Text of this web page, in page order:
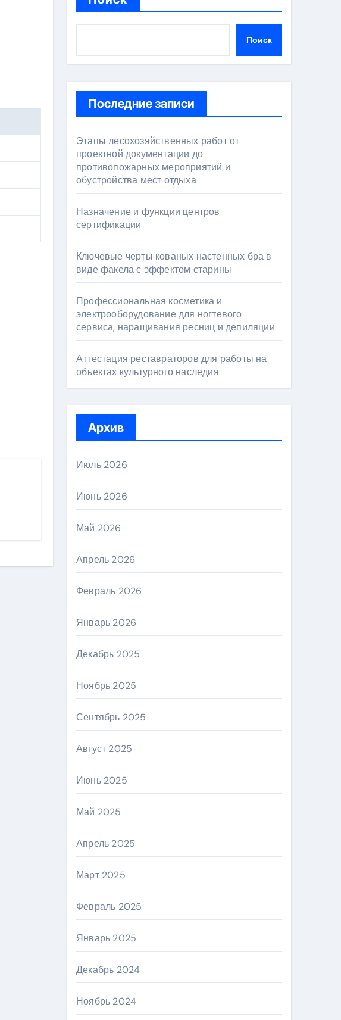
Поиск
Последние записи
Этапы лесохозяйственных работ от
проектной документации до
противопожарных мероприятий и
обустройства мест отдыха
Назначение и функции центров
сертификации
Ключевые черты кованых настенных бра в
виде факела с эффектом старины
Профессиональная косметика и
электрооборудование для ногтевого
сервиса, наращивания ресниц и депиляции
Аттестация реставраторов для работы на
объектах культурного наследия
Архив
Июль 2026
Июнь 2026
Май 2026
Апрель 2026
Февраль 2026
Январь 2026
Декабрь 2025
Ноябрь 2025
Сентябрь 2025
Август 2025
Июнь 2025
Май 2025
Апрель 2025
Март 2025
Февраль 2025
Январь 2025
Декабрь 2024
Ноябрь 2024